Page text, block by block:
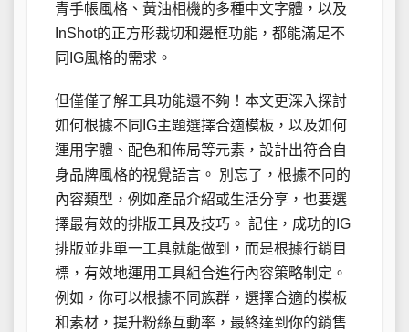
青手帳風格、黃油相機的多種中文字體，以及
InShot的正方形裁切和邊框功能，都能滿足不
同IG風格的需求。
但僅僅了解工具功能還不夠！本文更深入探討
如何根據不同IG主題選擇合適模板，以及如何
運用字體、配色和佈局等元素，設計出符合自
身品牌風格的視覺語言。 別忘了，根據不同的
內容類型，例如產品介紹或生活分享，也要選
擇最有效的排版工具及技巧。 記住，成功的IG
排版並非單一工具就能做到，而是根據行銷目
標，有效地運用工具組合進行內容策略制定。
例如，你可以根據不同族群，選擇合適的模板
和素材，提升粉絲互動率，最終達到你的銷售